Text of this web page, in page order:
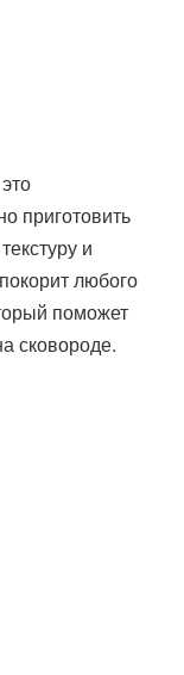
приготовить
и
любого
поможет
сковороде.